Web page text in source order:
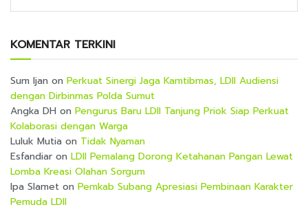
KOMENTAR TERKINI
Sum Ijan on Perkuat Sinergi Jaga Kamtibmas, LDII Audiensi
dengan Dirbinmas Polda Sumut
Angka DH on Pengurus Baru LDII Tanjung Priok Siap Perkuat
Kolaborasi dengan Warga
Luluk Mutia on Tidak Nyaman
Esfandiar on LDII Pemalang Dorong Ketahanan Pangan Lewat
Lomba Kreasi Olahan Sorgum
Ipa Slamet on Pemkab Subang Apresiasi Pembinaan Karakter
Pemuda LDII